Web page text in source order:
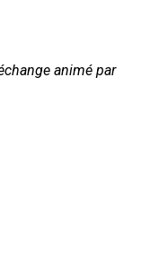
animé par